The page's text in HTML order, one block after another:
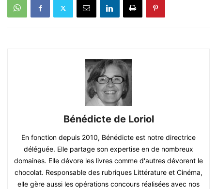
Bénédicte de Loriol
En fonction depuis 2010, Bénédicte est notre directrice
déléguée. Elle partage son expertise en de nombreux
domaines. Elle dévore les livres comme d'autres dévorent le
chocolat. Responsable des rubriques Littérature et Cinéma,
elle gère aussi les opérations concours réalisées avec nos